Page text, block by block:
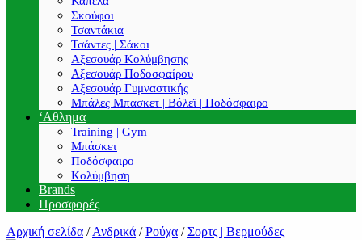
Σκούφοι
Τσαντάκια
Τσάντες | Σάκοι
Αξεσουάρ Κολύμβησης
Αξεσουάρ Ποδοσφαίρου
Αξεσουάρ Γυμναστικής
Μπάλες Μπασκετ | Βόλεϊ | Ποδόσφαιρο
‘Αθλημα
Training | Gym
Μπάσκετ
Ποδόσφαιρο
Κολύμβηση
Brands
Προσφορές
Αρχική σελίδα /Ανδρικά / Ρούχα / Σορτς | Βερμούδες